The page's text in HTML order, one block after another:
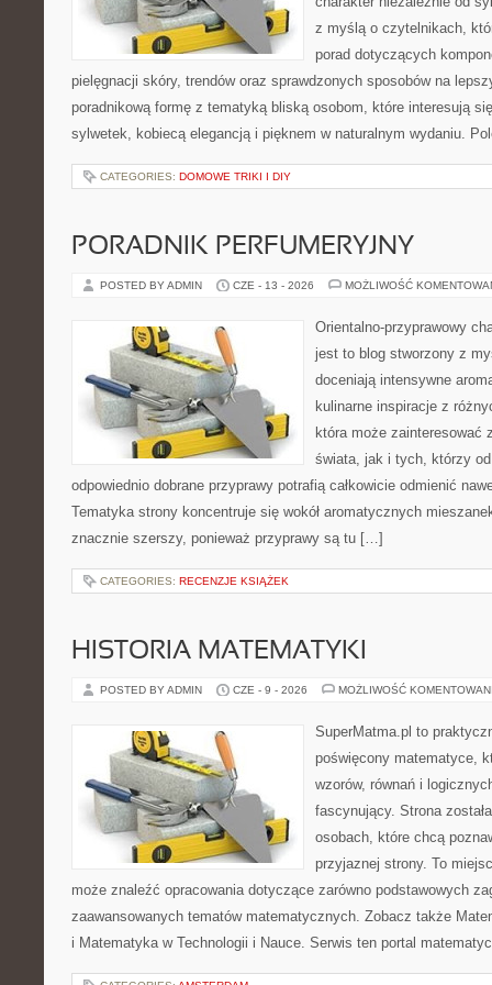
z myślą o czytelnikach,
porad dotyczących
pielęgnacji skóry, trendów oraz sprawdzonych sposobów na
poradnikową formę z tematyką bliską osobom, które interesują
sylwetek, kobiecą elegancją i pięknem w naturalnym wydaniu.
CATEGORIES: DOMOWE TRIKI I DIY
PORADNIK PERFUMERYJNY
POSTED BY ADMIN CZE - 13 - 2026 MOŻLIWOŚĆ
Orientalno-przyprawowy
jest to blog stworzony z
doceniają intensywne
kulinarne inspiracje z
która może zainteresować
świata, jak i tych, którzy
odpowiednio dobrane przyprawy potrafią całkowicie odmienić
Tematyka strony koncentruje się wokół aromatycznych
znacznie szerszy, ponieważ przyprawy są tu […]
CATEGORIES: RECENZJE KSIĄŻEK
HISTORIA MATEMATYKI
POSTED BY ADMIN CZE - 9 - 2026 MOŻLIWOŚĆ
SuperMatma.pl to
poświęcony matematyce,
wzorów, równań i
fascynujący. Strona
osobach, które chcą
przyjaznej strony. To
może znaleźć opracowania dotyczące zarówno podstawowych
zaawansowanych tematów matematycznych. Zobacz także
i Matematyka w Technologii i Nauce. Serwis ten portal